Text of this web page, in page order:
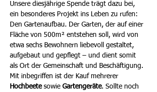
Unsere diesjährige Spende trägt dazu bei,
ein besonderes Projekt ins Leben zu rufen:
Den Gartenaufbau. Der Garten, der auf einer
Fläche von 500m² entstehen soll, wird von
etwa sechs Bewohnern liebevoll gestaltet,
aufgebaut und gepflegt – und dient somit
als Ort der Gemeinschaft und Beschäftigung.
Mit inbegriffen ist der Kauf mehrerer
Hochbeete sowie Gartengeräte. Sollte noch